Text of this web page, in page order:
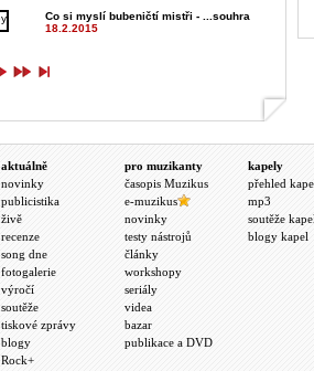
Co si myslí bubeničtí mistři - ...souhra
18.2.2015
aktuálně
novinky
publicistika
živě
recenze
song dne
fotogalerie
výročí
soutěže
tiskové zprávy
blogy
Rock+
pro muzikanty
časopis Muzikus
e-muzikus
novinky
testy nástrojů
články
workshopy
seriály
videa
bazar
publikace a DVD
kapely
přehled
mp3
soutěže kapel
blogy kapel